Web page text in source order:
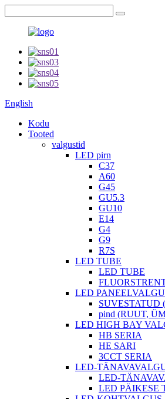
English
Kodu
Tooted
valgustid
LED pirn
C37
A60
G45
GU5.3
GU10
E14
G4
G9
R7S
LED TUBE
LED TUBE
LED
SUVESTATUD
pind (RUUT,
LED HIGH BAY
HB SERIA
HE SARI
3CCT SERIA
LED-
LED-
LED PÄIKESE